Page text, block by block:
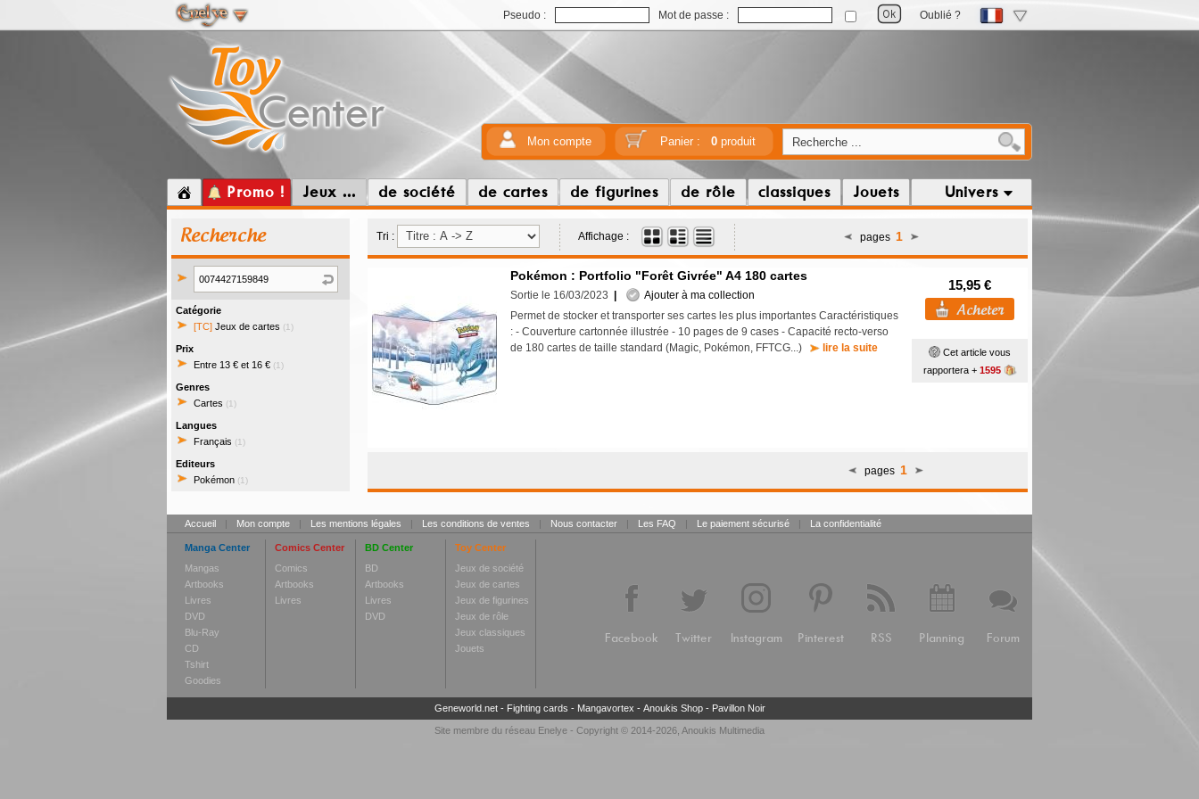
Pseudo : Mot de passe : Oublié ?
Mon compte Panier : 0produit
Promo ! Jeux ... de société de cartes de figurines de rôle classiques Jouets Univers
Recherche
Catégorie
[TC] Jeux de cartes (1)
Prix
Entre 13 € et 16 € (1)
Genres
Cartes (1)
Langues
Français (1)
Editeurs
Pokémon (1)
Tri : Affichage : pages 1
Pokémon : Portfolio "Forêt Givrée" A4 180 cartes
Sortie le 16/03/2023
Ajouter à ma collection
Permet de stocker et transporter ses cartes les plus importantes Caractéristiques
: - Couverture cartonnée illustrée - 10 pages de 9 cases - Capacité recto-verso
de 180 cartes de taille standard (Magic, Pokémon, FFTCG...)
lire la suite
15,95 €
Cet article vous
rapportera + 1595
pages 1
Accueil | Mon compte | Les mentions légales | Les conditions de ventes | Nous contacter | Les FAQ | Le paiement sécurisé | La confidentialité
Manga Center
Mangas
Artbooks
Livres
DVD
Blu-Ray
CD
Tshirt
Goodies
Comics Center
Comics
Artbooks
Livres
BD Center
BD
Artbooks
Livres
DVD
Toy Center
Jeux de société
Jeux de cartes
Jeux de figurines
Jeux de rôle
Jeux classiques
Jouets
Facebook Twitter Instagram Pinterest RSS Planning Forum
Geneworld.net- Fighting cards - Mangavortex - Anoukis Shop- Pavillon Noir
Site membre du réseau Enelye - Copyright © 2014-2026, Anoukis Multimedia